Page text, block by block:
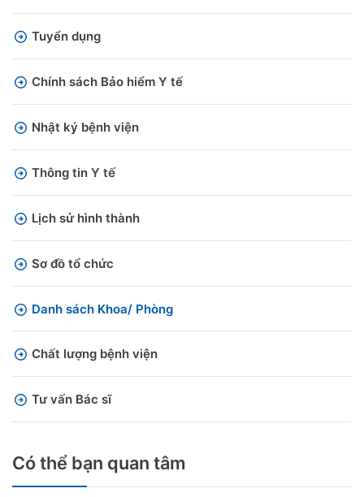
Tuyển dụng
Chính sách Bảo hiểm Y tế
Nhật ký bệnh viện
Thông tin Y tế
Lịch sử hình thành
Sơ đồ tổ chức
Danh sách Khoa/ Phòng
Chất lượng bệnh viện
Tư vấn Bác sĩ
Có thể bạn quan tâm